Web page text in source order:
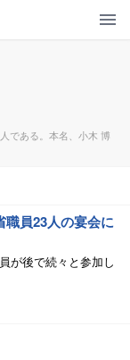
である。本名、小木 博
職員23人の宴会に
が後で続々と参加し